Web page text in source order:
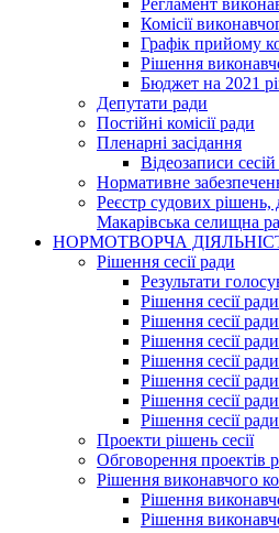
Регламент
Комісії
Графік прийому
Рішення
Бюджет на 2021
Депутати ради
Постійні комісії ради
Пленарні засідання
Відеозаписи
Нормативне
Реєстр судових
Макарівська селищна
НОРМОТВОРЧА
Рішення сесії ради
Результати
Рішення сесії
Рішення сесії
Рішення сесії
Рішення сесії
Рішення сесії
Рішення сесії
Рішення сесії
Проекти рішень сесії
Обговорення проектів
Рішення виконавчого
Рішення
Рішення